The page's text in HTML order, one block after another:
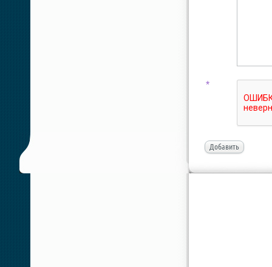
*
Добавить